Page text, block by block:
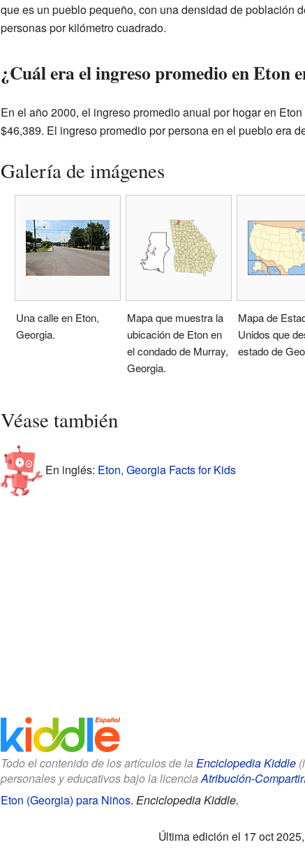
que es un pueblo pequeño, con una densidad de población
personas por kilómetro cuadrado.
¿Cuál era el ingreso promedio en Eton
En el año 2000, el ingreso promedio anual por hogar en
$46,389. El ingreso promedio por persona en el pueblo era
Galería de imágenes
Una calle en Eton,
Georgia.
Mapa que muestra la
ubicación de Eton en
el condado de Murray,
Georgia.
Mapa de
Unidos que
estado de
Véase también
En inglés: Eton, Georgia Facts for Kids
Todo el contenido de los artículos de la Enciclopedia Kiddle
personales y educativos bajo la licencia Atribución-
Eton (Georgia) para Niños. Enciclopedia Kiddle.
Última edición el 17 oct